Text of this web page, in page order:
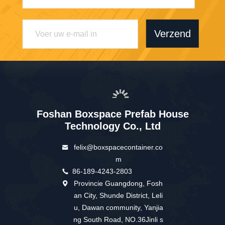
Verzend
Foshan Boxspace Prefab House
Technology Co., Ltd
felix@boxspacecontainer.co
m
86-189-4243-2803
Provincie Guangdong, Fosh
an City, Shunde District, Leli
u, Dawan community, Yanjia
ng South Road, NO.36Jinli s